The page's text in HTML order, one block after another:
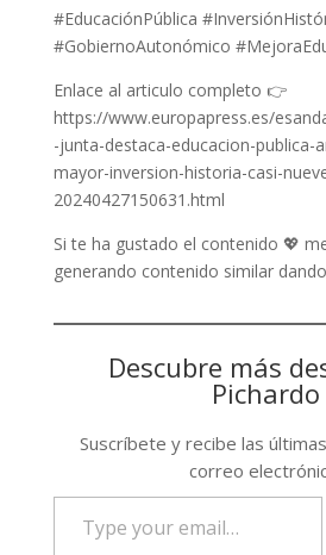
#EducaciónPública
#GobiernoAutonómico
Enlace al articulo completo 👉
https://www.europapress.es/
-junta-destaca-educacion-publica-
mayor-inversion-historia-casi-
20240427150631.html
Si te ha gustado el contenido 💖
generando contenido similar
Descubre más
Pichardo
Suscríbete y recibe las
correo